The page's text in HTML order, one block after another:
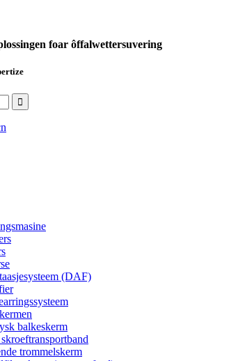
foar ôffalwettersuvering
(DAF)
balkeskerm
trommelskerm